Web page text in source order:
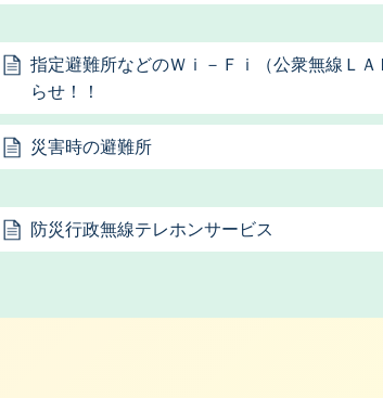
指定避難所などのＷｉ－Ｆｉ（公衆無線ＬＡ
らせ！！
災害時の避難所
防災行政無線テレホンサービス